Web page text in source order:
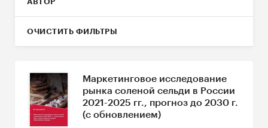
ОЧИСТИТЬ ФИЛЬТРЫ
Маркетинговое исследование
рынка соленой сельди в России
2021-2025 гг., прогноз до 2030 г.
(с обновлением)